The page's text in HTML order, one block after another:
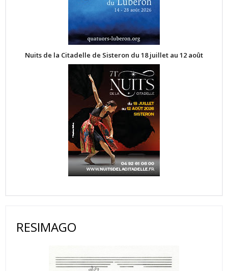
Nuits de la Citadelle de Sisteron du 18 juillet au 12 août
RESIMAGO